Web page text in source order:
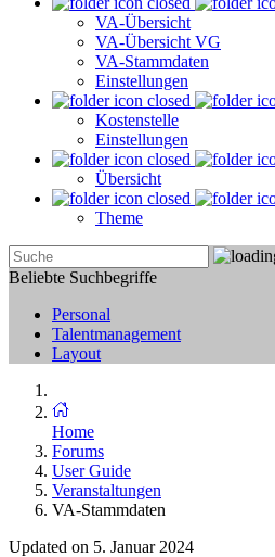
VA-Übersicht
VA-Übersicht VG
VA-Stammdaten
Einstellungen
Kostenstelle
Einstellungen
Übersicht
Theme
Beliebte Suchbegriffe
Personal
Talentmanagement
Layout
Home
Forums
User Guide
Veranstaltungen
VA-Stammdaten
Updated on 5. Januar 2024